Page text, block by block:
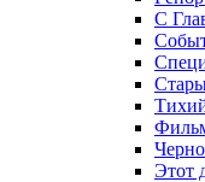
С
Этот